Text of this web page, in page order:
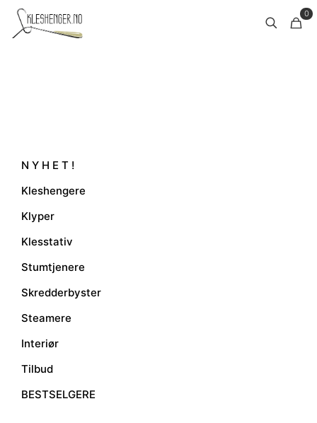
0
N Y H E T !
Kleshengere
Klyper
Klesstativ
Stumtjenere
Skredderbyster
Steamere
Interiør
Tilbud
BESTSELGERE